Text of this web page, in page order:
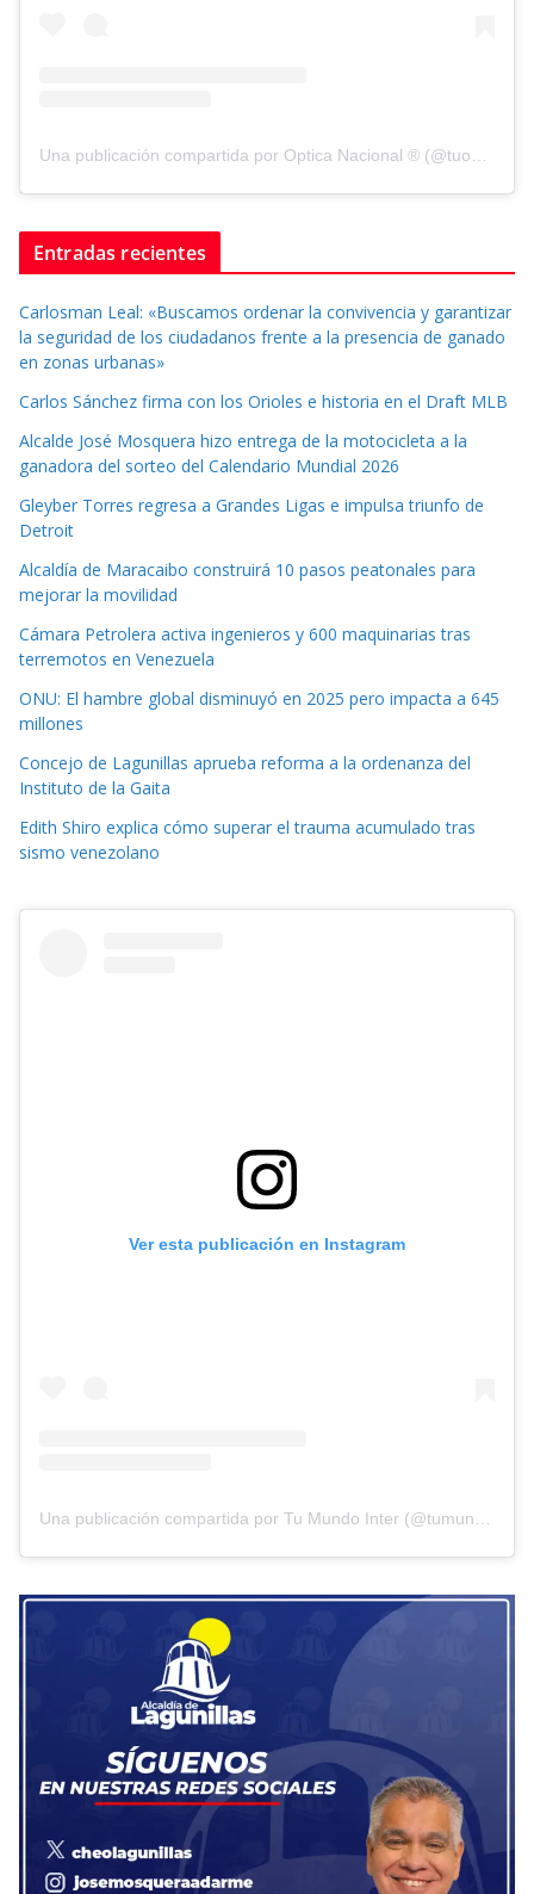
Una publicación compartida por Optica Nacional ® (@tuopticanacional)
Entradas recientes
Carlosman Leal: «Buscamos ordenar la convivencia y garantizar
la seguridad de los ciudadanos frente a la presencia de ganado
en zonas urbanas»
Carlos Sánchez firma con los Orioles e historia en el Draft MLB
Alcalde José Mosquera hizo entrega de la motocicleta a la
ganadora del sorteo del Calendario Mundial 2026
Gleyber Torres regresa a Grandes Ligas e impulsa triunfo de
Detroit
Alcaldía de Maracaibo construirá 10 pasos peatonales para
mejorar la movilidad
Cámara Petrolera activa ingenieros y 600 maquinarias tras
terremotos en Venezuela
ONU: El hambre global disminuyó en 2025 pero impacta a 645
millones
Concejo de Lagunillas aprueba reforma a la ordenanza del
Instituto de la Gaita
Edith Shiro explica cómo superar el trauma acumulado tras
sismo venezolano
Ver esta publicación en Instagram
Una publicación compartida por Tu Mundo Inter (@tumundointer)